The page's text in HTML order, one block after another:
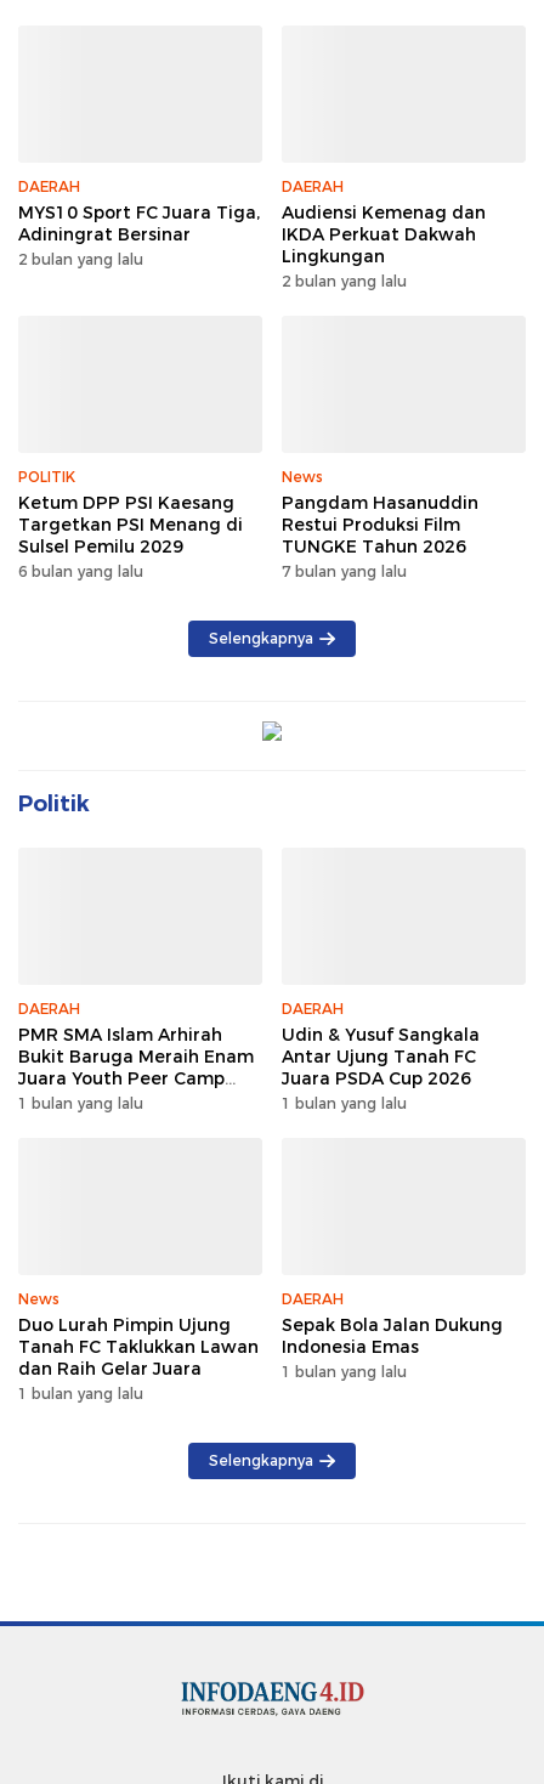
DAERAH
MYS10 Sport FC Juara Tiga,
Adiningrat Bersinar
2 bulan yang lalu
DAERAH
Audiensi Kemenag dan
IKDA Perkuat Dakwah
Lingkungan
2 bulan yang lalu
POLITIK
Ketum DPP PSI Kaesang
Targetkan PSI Menang di
Sulsel Pemilu 2029
6 bulan yang lalu
News
Pangdam Hasanuddin
Restui Produksi Film
TUNGKE Tahun 2026
7 bulan yang lalu
Selengkapnya
Politik
DAERAH
PMR SMA Islam Arhirah
Bukit Baruga Meraih Enam
Juara Youth Peer Camp
2026
1 bulan yang lalu
DAERAH
Udin & Yusuf Sangkala
Antar Ujung Tanah FC
Juara PSDA Cup 2026
1 bulan yang lalu
News
Duo Lurah Pimpin Ujung
Tanah FC Taklukkan Lawan
dan Raih Gelar Juara
1 bulan yang lalu
DAERAH
Sepak Bola Jalan Dukung
Indonesia Emas
1 bulan yang lalu
Selengkapnya